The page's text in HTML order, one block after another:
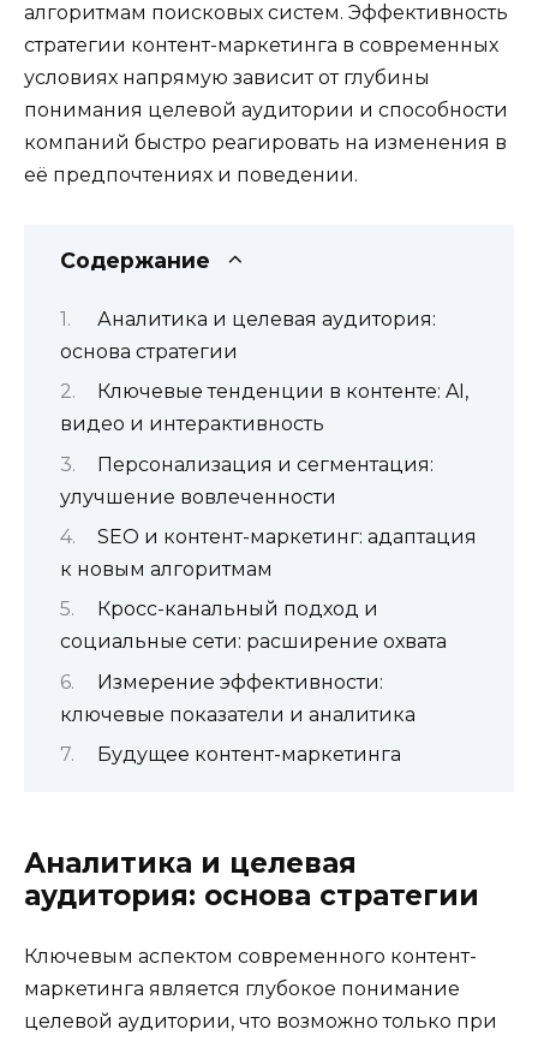
алгоритмам поисковых систем. Эффективность
стратегии контент-маркетинга в современных
условиях напрямую зависит от глубины
понимания целевой аудитории и способности
компаний быстро реагировать на изменения в
её предпочтениях и поведении.
Содержание
Аналитика и целевая аудитория:
основа стратегии
Ключевые тенденции в контенте: AI,
видео и интерактивность
Персонализация и сегментация:
улучшение вовлеченности
SEO и контент-маркетинг: адаптация
к новым алгоритмам
Кросс-канальный подход и
социальные сети: расширение охвата
Измерение эффективности:
ключевые показатели и аналитика
Будущее контент-маркетинга
Аналитика и целевая
аудитория: основа стратегии
Ключевым аспектом современного контент-
маркетинга является глубокое понимание
целевой аудитории, что возможно только при